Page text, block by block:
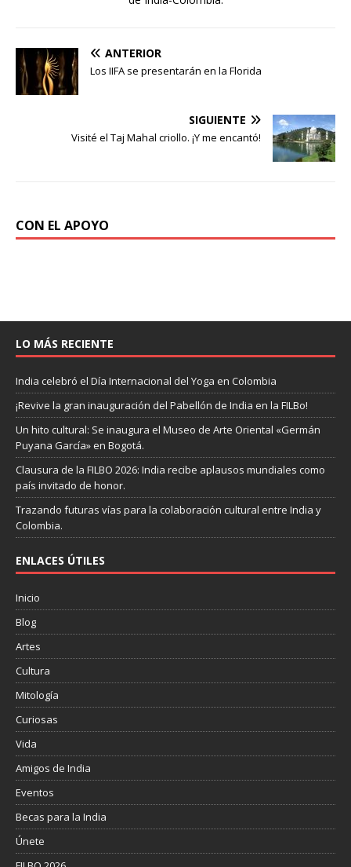
ANTERIOR
Los IIFA se presentarán en la Florida
SIGUIENTE
Visité el Taj Mahal criollo. ¡Y me encantó!
CON EL APOYO
LO MÁS RECIENTE
India celebró el Día Internacional del Yoga en Colombia
¡Revive la gran inauguración del Pabellón de India en la FILBo!
Un hito cultural: Se inaugura el Museo de Arte Oriental «Germán
Puyana García» en Bogotá.
Clausura de la FILBO 2026: India recibe aplausos mundiales como
país invitado de honor.
Trazando futuras vías para la colaboración cultural entre India y
Colombia.
ENLACES ÚTILES
Inicio
Blog
Artes
Cultura
Mitología
Curiosas
Vida
Amigos de India
Eventos
Becas para la India
Únete